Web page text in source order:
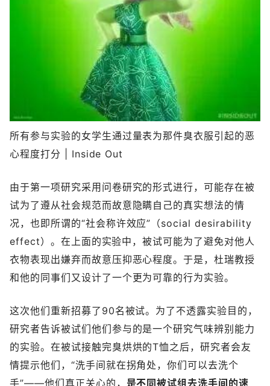
所有参与实验的女学生通过量表为那件臭衣服引起的恶
心程度打分 | Inside Out
由于第一项研究采用问卷研究的形式进行，可能存在被
试为了遵从社会规范而故意隐瞒自己的真实想法的情
况，也即所谓的“社会称许效应”（social desirability
effect）。在上面的实验中，被试可能为了避免对他人
衣物表现出嫌弃而故意压抑恶心程度。于是，杜瑞教授
和他的同事们又设计了一个更为可靠的行为实验。
这次他们重新招募了90名被试。为了不透露实验目的，
研究者告诉被试们他们参与的是一个研究气味辨别能力
的实验。在被试接触完臭烘烘的T恤之后，研究者会友
情提示他们，“洗手间就在拐角处，你们可以去洗个
手”——他们真正关心的， 是不同被试组去洗手间的速